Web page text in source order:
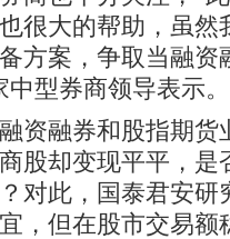
很大的帮助，虽然
方案，争取当融资
型券商领导表示。
融券和股指期货
股却变现平平，是
对此，国泰君安研
，但在股市交易额